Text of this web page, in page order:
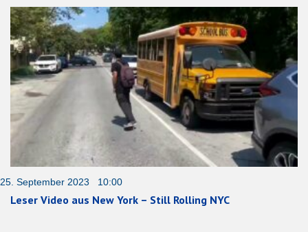
25. September 2023 10:00
Leser Video aus New York – Still Rolling NYC